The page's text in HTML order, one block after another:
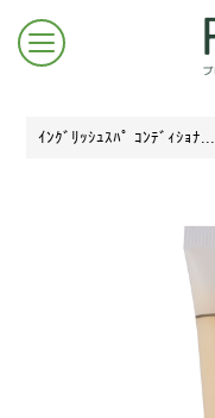
ｲﾝｸﾞﾘｯｼｭｽﾊﾟ ｺﾝﾃﾞｨｼｮﾅ...